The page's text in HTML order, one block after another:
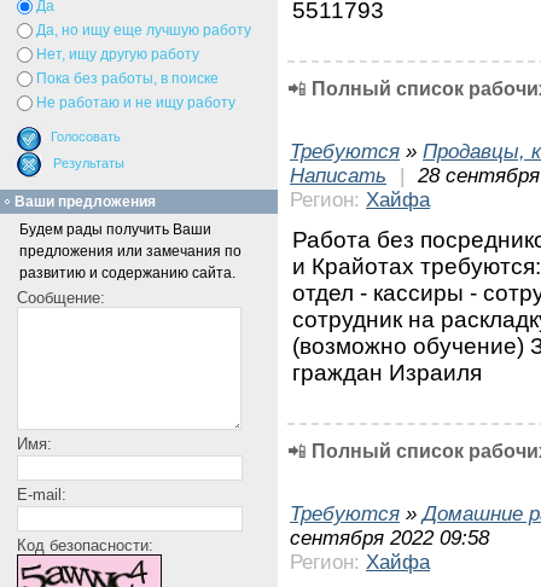
5511793
📲 Полный список
Требуются » Продавцы,
Написать
|
28
Регион: Хайфа
Работа без
и Крайотах
отдел - кассиры -
сотрудник на
(возможно обучение)
граждан Израиля
📲 Полный список
Требуются »Домашние
сентября 2022 09:58
Регион: Хайфа
Да
Да, но ищу еще лучшую работу
Нет, ищу другую работу
Пока без работы, в поиске
Не работаю и не ищу работу
Ваши предложения
Будем рады получить Ваши
предложения или замечания по
развитию и содержанию сайта.
Сообщение:
Имя:
E-mail:
Код безопасности: